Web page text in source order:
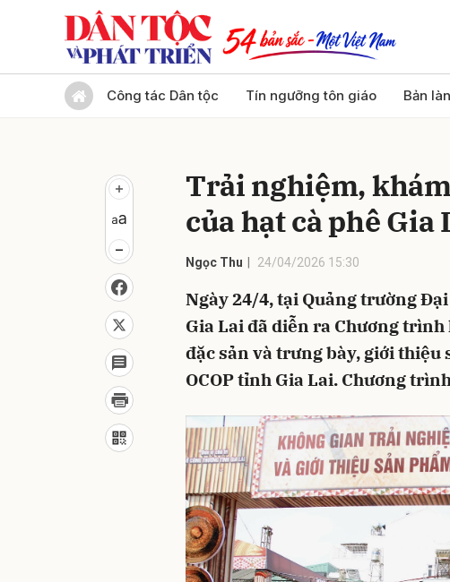
Công tác Dân tộc Tín ngưỡng tôn giáo Bản
Trải nghiệm,
của hạt cà phê Gia
Ngọc Thu 24/04/2026 15:30
Ngày 24/4, tại Quảng trường
Gia Lai đã diễn ra Chương
đặc sản và trưng bày, giới
OCOP tỉnh Gia Lai. Chương
Gửi bình